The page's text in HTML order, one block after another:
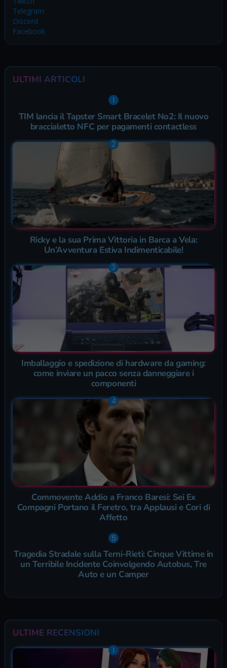
TikTok
Twitch
Telegram
Discord
TIM lancia il Tapster Smart Bracelet No2: Il nuovo
braccialetto NFC per pagamenti contactless
Ricky e la sua Prima Vittoria in Barca a Vela:
Un’Avventura Estiva Indimenticabile!
Imballaggio e spedizione di hardware da gaming:
come inviare un pacco senza danneggiare i
componenti
Commovente Addio a Franco Baresi: Sei Ex
Compagni Portano il Feretro, tra Applausi e Cori di
Affetto
Tragedia Stradale sulla Terni-Rieti: Cinque Vittime in
un Terribile Incidente Coinvolgendo Autobus, Tre
ULTIME RECENSIONI